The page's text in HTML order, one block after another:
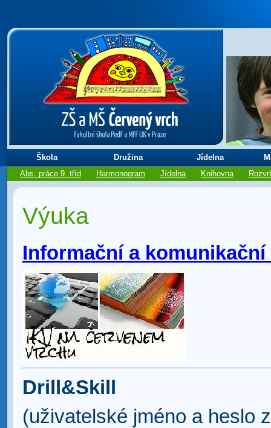
Škola Družina Jídelna
Abs. práce 9. tříd
Harmonogram Jídelna Knihovna
Výuka
Informační a
Drill&Skill
(uživatelské jméno a heslo